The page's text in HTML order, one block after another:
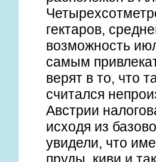
гектаров,
возможность
самым
верят в то, что
считался
Австрии
исходя из
увидели, что